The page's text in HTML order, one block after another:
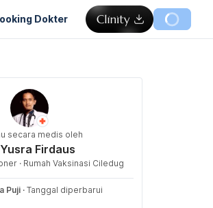
Dokter
secara medis oleh
Firdaus
· Rumah Vaksinasi Ciledug
Puji · Tanggal diperbarui